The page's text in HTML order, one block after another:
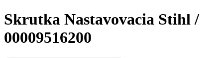
Skrutka Nastavovacia Stihl /
00009516200